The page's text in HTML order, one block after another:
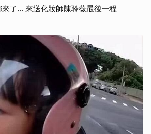
了... 來送化妝師陳聆薇最後一程